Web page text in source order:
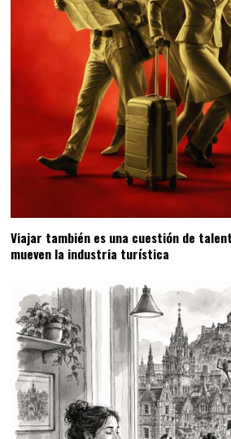
Viajar también es una cuestión de
mueven la industria turística